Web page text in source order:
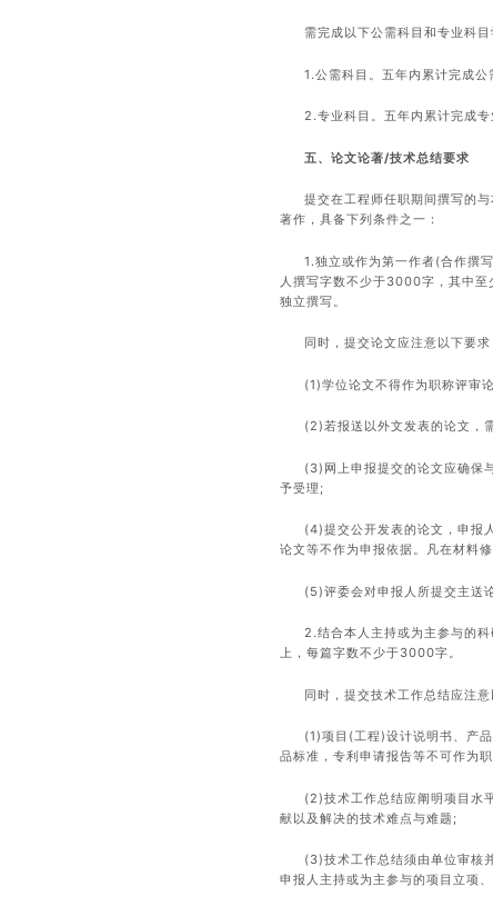
需完成以下公需科目和专业科目
1.公需科目。五年内累计完成公
2.专业科目。五年内累计完成
五、论文论著/技术总结要求
提交在工程师任职期间撰写的
著作，具备下列条件之一：
1.独立或作为第一作者(合作撰
人撰写字数不少于3000字，其中
独立撰写。
同时，提交论文应注意以下要求
(1)学位论文不得作为职称评审
(2)若报送以外文发表的论文，
(3)网上申报提交的论文应确保
予受理;
(4)提交公开发表的论文，申报
论文等不作为申报依据。凡在材料
(5)评委会对申报人所提交主送
2.结合本人主持或为主参与的
上，每篇字数不少于3000字。
同时，提交技术工作总结应注意
(1)项目(工程)设计说明书、产
品标准，专利申请报告等不可作为
(2)技术工作总结应阐明项目水
献以及解决的技术难点与难题;
(3)技术工作总结须由单位审核
申报人主持或为主参与的项目立项